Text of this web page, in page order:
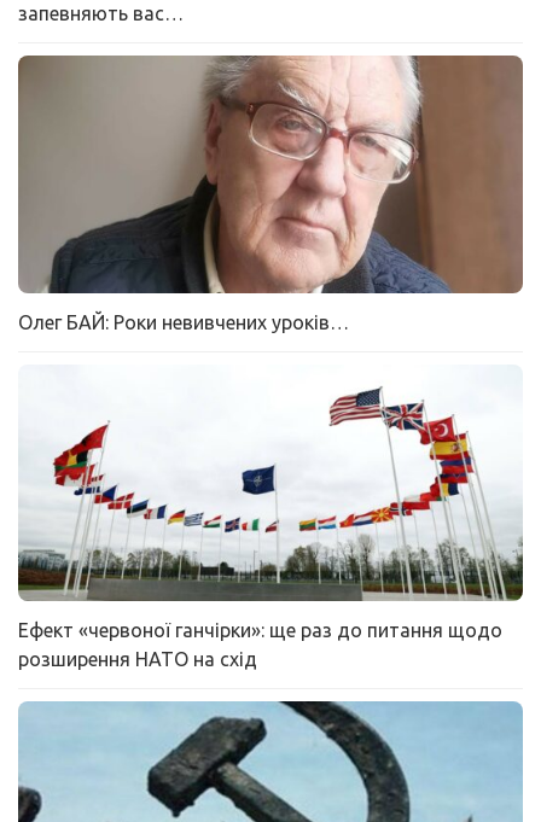
запевняють вас…
Олег БАЙ: Роки невивчених уроків…
Ефект «червоної ганчірки»: ще раз до питання щодо
розширення НАТО на схід